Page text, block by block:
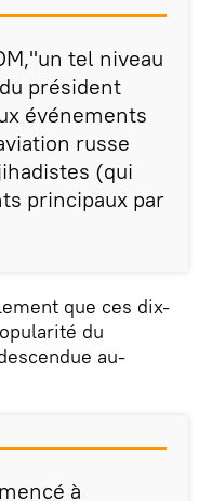
tel niveau
président
événements
russe
(qui
principaux par
que ces dix-
du
au-
à